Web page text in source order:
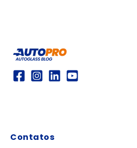
Contatos